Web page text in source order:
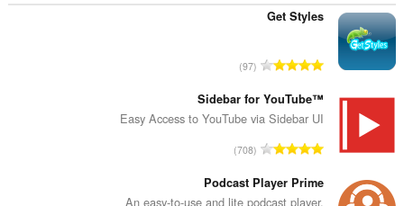
Get Styles
ا
ع
د
ا
إ
97
Sidebar for YouTube™
Easy Access to YouTube via Sidebar UI
ا
ع
708
Podcast Player Prime
An easy-to-use and lite podcast player.